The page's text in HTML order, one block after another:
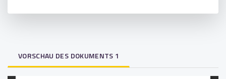
VORSCHAU DES DOKUMENTS 1